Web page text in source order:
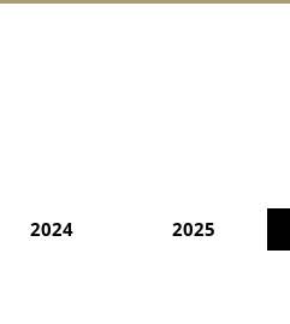
2024 2025